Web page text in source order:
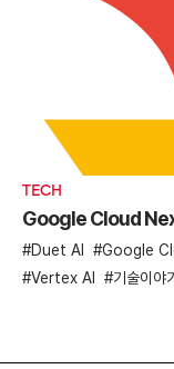
TECH
Google Cloud
Duet AI Google
Vertex AI
기술이야기